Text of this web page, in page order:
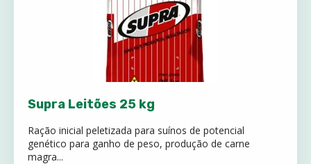
Supra Leitões 25 kg
Ração inicial peletizada para suínos de potencial
genético para ganho de peso, produção de carne
magra...